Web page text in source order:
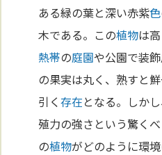
ある緑の葉と深い赤紫色
木である。この植物は
熱帯の庭園や公園で装
の果実は丸く、熟すと
引く存在となる。しか
殖力の強さという驚く
の植物がどのように環